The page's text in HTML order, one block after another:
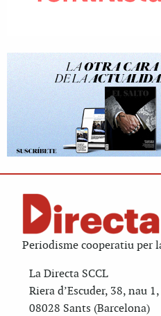
Periodisme cooperatiu per
La Directa SCCL
Riera d’Escuder, 38, nau
08028 Sants (Barcelona)